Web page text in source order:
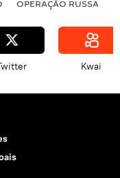
OPERAÇÃO RUSSA
Kwai